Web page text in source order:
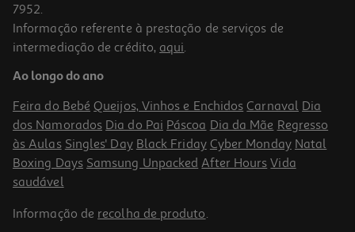
Pack Borrachas Gabby 4 Unidades Modelos Sortidos
1.69 €/un
1,69 €
7952.
Informação referente à prestação de serviços de
intermediação de crédito, aqui.
Ao longo do ano
Feira do Bebé Queijos, Vinhos e Enchidos Carnaval Dia
dos Namorados Dia do Pai Páscoa Dia da Mãe Regresso
às Aulas Singles' Day Black Friday Cyber Monday Natal
Boxing Days Samsung Unpacked After Hours Vida
saudável
Informação de recolha de produto.